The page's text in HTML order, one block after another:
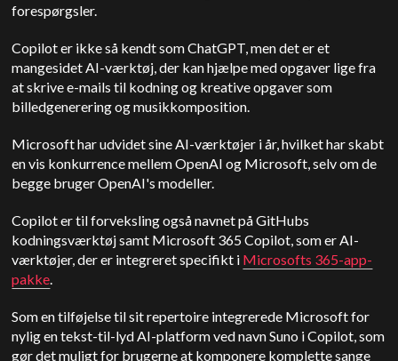
forespørgsler.
Copilot er ikke så kendt som ChatGPT, men det er et
mangesidet AI-værktøj, der kan hjælpe med opgaver lige fra
at skrive e-mails til kodning og kreative opgaver som
billedgenerering og musikkomposition.
Microsoft har udvidet sine AI-værktøjer i år, hvilket har skabt
en vis konkurrence mellem OpenAI og Microsoft, selv om de
begge bruger OpenAI's modeller.
Copilot er til forveksling også navnet på GitHubs
kodningsværktøj samt Microsoft 365 Copilot, som er AI-
værktøjer, der er integreret specifikt i Microsofts 365-app-
pakke.
Som en tilføjelse til sit repertoire integrerede Microsoft for
nylig en tekst-til-lyd AI-platform ved navn Suno i Copilot, som
gør det muligt for brugerne at komponere komplette sange